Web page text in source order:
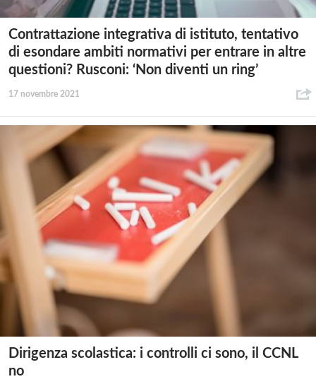
Contrattazione integrativa di istituto, tentativo
di esondare ambiti normativi per entrare in altre
questioni? Rusconi: ‘Non diventi un ring’
17 novembre 2021
Dirigenza scolastica: i controlli ci sono, il CCNL
no